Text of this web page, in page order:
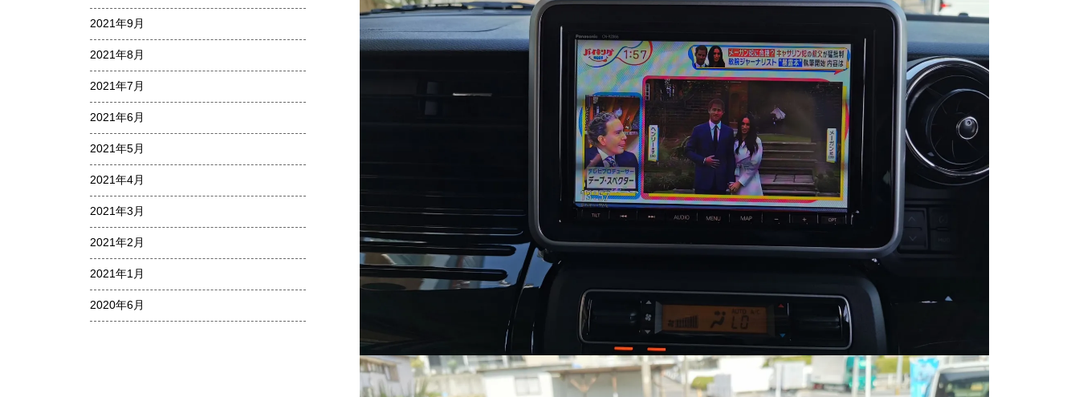
2021年9月
2021年8月
2021年7月
2021年6月
2021年5月
2021年4月
2021年3月
2021年2月
2021年1月
2020年6月